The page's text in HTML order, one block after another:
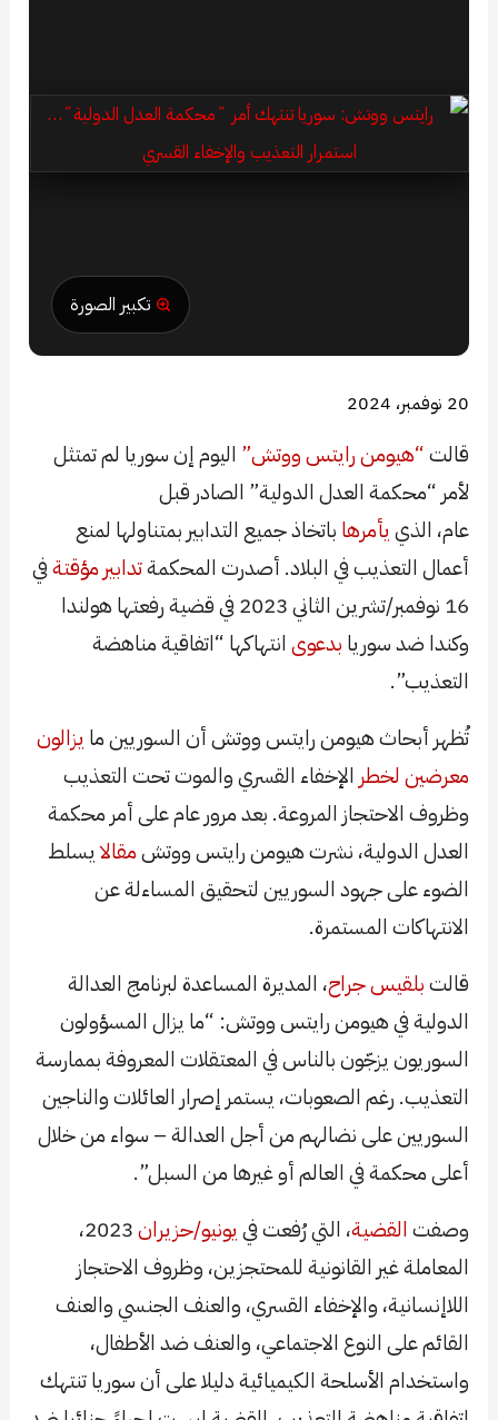
تكبير الصورة
20 نوفمبر، 2024
قالت“هيومن رايتس ووتش” اليوم إن سوريا لم تمتثل
لأمر “محكمة العدل الدولية” الصادر قبل
عام، الذي يأمرها باتخاذ جميع التدابير بمتناولها لمنع
أعمال التعذيب في البلاد. أصدرت المحكمةتدابير مؤقتةفي
16 نوفمبر/تشرين الثاني 2023 في قضية رفعتها هولندا
وكندا ضد سوريا بدعوى انتهاكها “اتفاقية مناهضة
التعذيب”.
تُظهر أبحاث هيومن رايتس ووتش أن السوريين ما يزالون
معرضين لخطر الإخفاء القسري والموت تحت التعذيب
وظروف الاحتجاز المروعة. بعد مرور عام على أمر محكمة
العدل الدولية، نشرت هيومن رايتس ووتشمقالا يسلط
الضوء على جهود السوريين لتحقيق المساءلة عن
الانتهاكات المستمرة.
قالتبلقيس جراح، المديرة المساعدة لبرنامج العدالة
الدولية في هيومن رايتس ووتش: “ما يزال المسؤولون
السوريون يزجّون بالناس في المعتقلات المعروفة بممارسة
التعذيب. رغم الصعوبات، يستمر إصرار العائلات والناجين
السوريين على نضالهم من أجل العدالة – سواء من خلال
أعلى محكمة في العالم أو غيرها من السبل”.
وصفت القضية، التي رُفعت في يونيو/حزيران
2023،
المعاملة غير القانونية للمحتجزين، وظروف الاحتجاز
اللاإنسانية، والإخفاء القسري، والعنف الجنسي والعنف
القائم على النوع الاجتماعي، والعنف ضد الأطفال،
واستخدام الأسلحة الكيميائية دليلا على أن سوريا تنتهك